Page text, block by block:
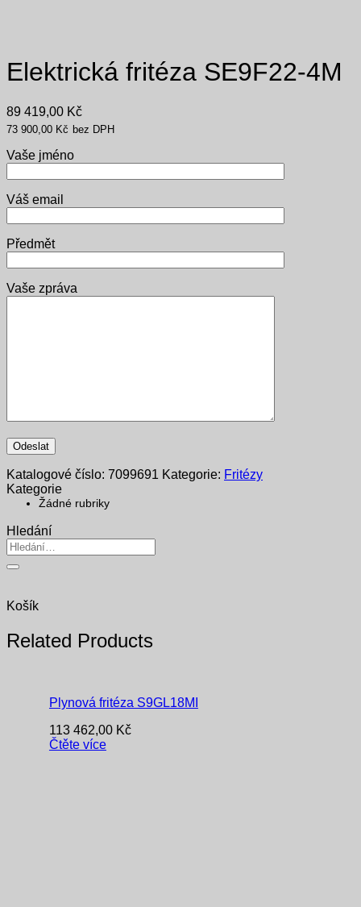
Elektrická fritéza SE9F22-4M
89 419,00 Kč
73 900,00 Kč bez DPH
Vaše jméno
Váš email
Předmět
Vaše zpráva
Katalogové číslo: 7099691 Kategorie: Fritézy
Kategorie
Žádné rubriky
Hledání
Hledat:
Košík
Related Products
Plynová fritéza S9GL18MI
113 462,00 Kč
Čtěte více